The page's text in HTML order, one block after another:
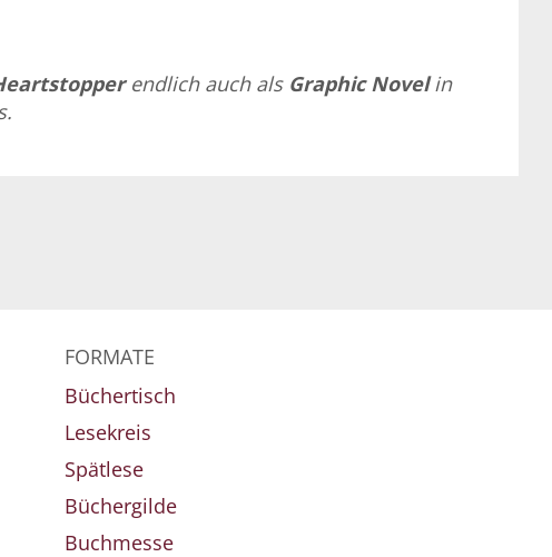
endlich auch als Graphic Novelin
FORMATE
Büchertisch
Lesekreis
Spätlese
Büchergilde
Buchmesse